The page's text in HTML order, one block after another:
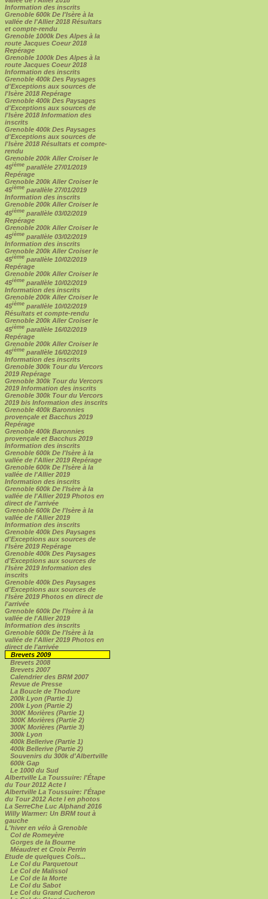
Information des inscrits
Grenoble 600k De l'Isère à la
vallée de l'Allier 2018 Résultats
et compte-rendu
Grenoble 1000k Des Alpes à la
route Jacques Coeur 2018
Repérage
Grenoble 1000k Des Alpes à la
route Jacques Coeur 2018
Information des inscrits
Grenoble 400k Des Paysages
d'Exceptions aux sources de
l'Isère 2018 Repérage
Grenoble 400k Des Paysages
d'Exceptions aux sources de
l'Isère 2018 Information des
inscrits
Grenoble 400k Des Paysages
d'Exceptions aux sources de
l'Isère 2018 Résultats et compte-
rendu
Grenoble 200k Aller Croiser le
45ième parallèle 27/01/2019
Repérage
Grenoble 200k Aller Croiser le
45ième parallèle 27/01/2019
Information des inscrits
Grenoble 200k Aller Croiser le
45ième parallèle 03/02/2019
Repérage
Grenoble 200k Aller Croiser le
45ième parallèle 03/02/2019
Information des inscrits
Grenoble 200k Aller Croiser le
45ième parallèle 10/02/2019
Repérage
Grenoble 200k Aller Croiser le
45ième parallèle 10/02/2019
Information des inscrits
Grenoble 200k Aller Croiser le
45ième parallèle 10/02/2019
Résultats et compte-rendu
Grenoble 200k Aller Croiser le
45ième parallèle 16/02/2019
Repérage
Grenoble 200k Aller Croiser le
45ième parallèle 16/02/2019
Information des inscrits
Grenoble 300k Tour du Vercors
2019 Repérage
Grenoble 300k Tour du Vercors
2019 Information des inscrits
Grenoble 300k Tour du Vercors
2019 bis Information des inscrits
Grenoble 400k Baronnies
provençale et Bacchus 2019
Repérage
Grenoble 400k Baronnies
provençale et Bacchus 2019
Information des inscrits
Grenoble 600k De l'Isère à la
vallée de l'Allier 2019 Repérage
Grenoble 600k De l'Isère à la
vallée de l'Allier 2019
Information des inscrits
Grenoble 600k De l'Isère à la
vallée de l'Allier 2019 Photos en
direct de l'arrivée
Grenoble 600k De l'Isère à la
vallée de l'Allier 2019
Information des inscrits
Grenoble 400k Des Paysages
d'Exceptions aux sources de
l'Isère 2019 Repérage
Grenoble 400k Des Paysages
d'Exceptions aux sources de
l'Isère 2019 Information des
inscrits
Grenoble 400k Des Paysages
d'Exceptions aux sources de
l'Isère 2019 Photos en direct de
l'arrivée
Grenoble 600k De l'Isère à la
vallée de l'Allier 2019
Information des inscrits
Grenoble 600k De l'Isère à la
vallée de l'Allier 2019 Photos en
direct de l'arrivée
Brevets 2009
Brevets 2008
Brevets 2007
Calendrier des BRM 2007
Revue de Presse
La Boucle de Thodure
200k Lyon (Partie 1)
200k Lyon (Partie 2)
300K Morières (Partie 1)
300K Morières (Partie 2)
300K Morières (Partie 3)
300k Lyon
400k Bellerive (Partie 1)
400k Bellerive (Partie 2)
Souvenirs du 300k d'Albertville
600k Gap
Le 1000 du Sud
Albertville La Toussuire: l'Étape
du Tour 2012 Acte I
Albertville La Toussuire: l'Étape
du Tour 2012 Acte I en photos
La SerreChe Luc Alphand 2016
Willy Warmer: Un BRM tout à
gauche
L'hiver en vélo à Grenoble
Col de Romeyère
Gorges de la Bourne
Méaudret et Croix Perrin
Etude de quelques Cols...
Le Col du Parquetout
Le Col de Malissol
Le Col de la Morte
Le Col du Sabot
Le Col du Grand Cucheron